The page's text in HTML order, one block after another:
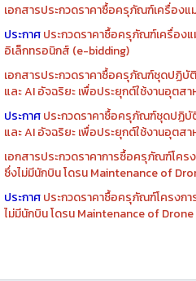
เอกสารประกวดราคาซื้อครุภัณฑ์เครื่อง
ประกาศประกวดราคาซื้อครุภัณฑ์เครื่อง
อิเล็กทรอนิกส์ (e-bidding)
เอกสารประกวดราคาซื้อครุภัณฑ์ชุดปฏิ
และ AI อัจฉริยะ เพื่อประยุกต์ใช้งานอุตส
ประกาศประกวดราคาซื้อครุภัณฑ์ชุดปฏิบั
และ AI อัจฉริยะ เพื่อประยุกต์ใช้งานอุตส
เอกสารประกวดราคาการซื้อครุภัณฑ์โค
ซึ่งไม่มีนักบิน โดรน Maintenance of
ประกาศประกวดราคาซื้อครุภัณฑ์โครงก
ไม่มีนักบิน โดรน Maintenance of